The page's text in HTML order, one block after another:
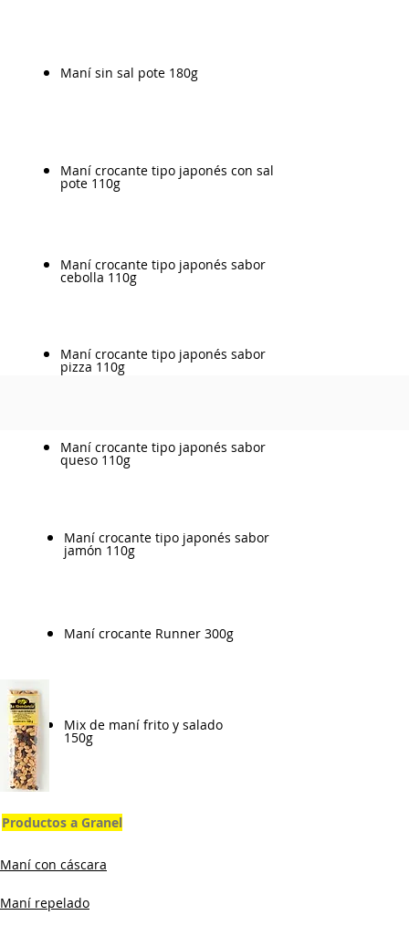
Mix de maní frito y salado
150g
Maní sin sal pote 180g
Maní crocante tipo japonés con sal
pote 110g
Maní crocante tipo japonés sabor
cebolla 110g
Maní crocante tipo japonés sabor
pizza 110g
Maní crocante tipo japonés sabor
queso 110g
Maní crocante tipo japonés sabor
jamón 110g
Maní crocante Runner 300g
Productos a Granel
Maní con cáscara
Maní repelado